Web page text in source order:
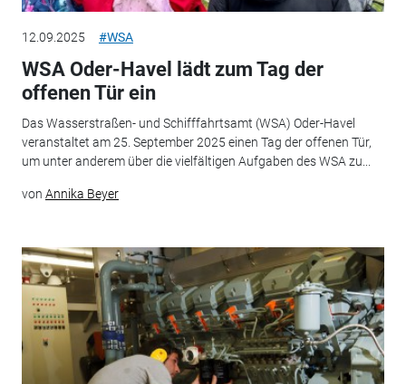
12.09.2025 #WSA
WSA Oder-Havel lädt zum Tag der
offenen Tür ein
Das Wasserstraßen- und Schifffahrtsamt (WSA) Oder-Havel
veranstaltet am 25. September 2025 einen Tag der offenen Tür,
um unter anderem über die vielfältigen Aufgaben des WSA zu...
von Annika Beyer